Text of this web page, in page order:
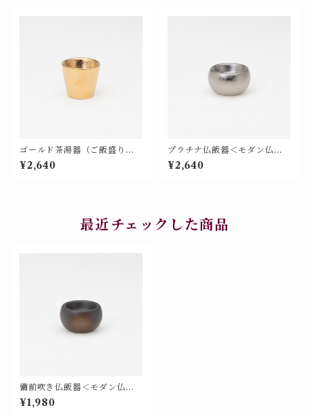
ゴールド茶湯器（ご飯盛り兼
用）＜モダン仏具 単品 特別色
＞【676-306】
¥2,640
プラチナ仏飯器＜モダン仏具
単品 特別色＞【676-405】
¥2,640
最近チェックした商品
備前吹き仏飯器＜モダン仏具
単品 基本色＞【676-105】
¥1,980